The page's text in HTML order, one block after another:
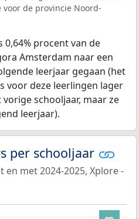
de provincie Noord-
0,64% procent van de
Amsterdam naar een
leerjaar gegaan (het
voor deze leerlingen lager
schooljaar, maar ze
leerjaar).
per schooljaar
en met 2024-2025, Xplore -